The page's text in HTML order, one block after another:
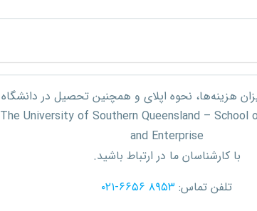
هزینه‌ها، نحوه اپلای و همچنین تحصیل در دانشگاه
The University of Southern Queensland – School
and Enterprise
با کارشناسان ما در ارتباط باشید.
تلفن تماس: ۰۲۱-۶۶۵۶ ۸۹۵۳